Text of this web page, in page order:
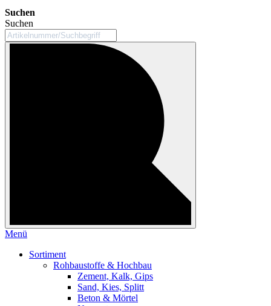
Suchen
Suchen
Menü
Sortiment
Rohbaustoffe & Hochbau
Zement, Kalk, Gips
Sand, Kies, Splitt
Beton & Mörtel